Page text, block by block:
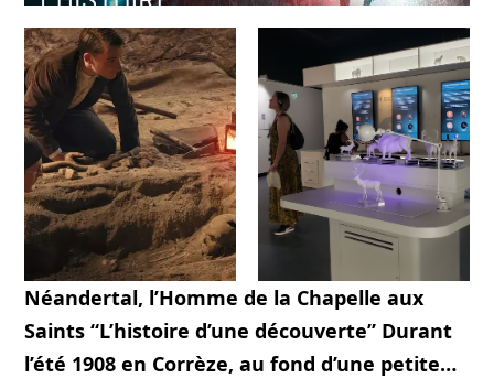
Néandertal, l’Homme de la Chapelle aux
Saints “L’histoire d’une découverte” Durant
l’été 1908 en Corrèze, au fond d’une petite